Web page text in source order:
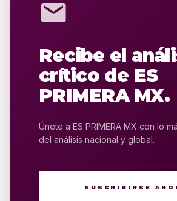
mail
Recibe el
crítico de ES
PRIMERA MX.
Únete a ES PRIMERA MX con lo
del análisis nacional y global.
SUSCRIBIRSE